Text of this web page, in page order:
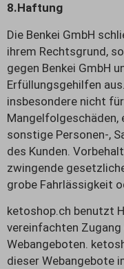
8.Haftung
Die Benkei GmbH
ihrem Rechtsgrund,
gegen Benkei GmbH
Erfüllungsgehilfen
insbesondere nicht
Mangelfolgeschäden,
sonstige Personen-,
des Kunden.
zwingende
grobe Fahrlässigkeit
ketoshop.ch benutzt
vereinfachten Zugang
Webangeboten.
dieser Webangebote